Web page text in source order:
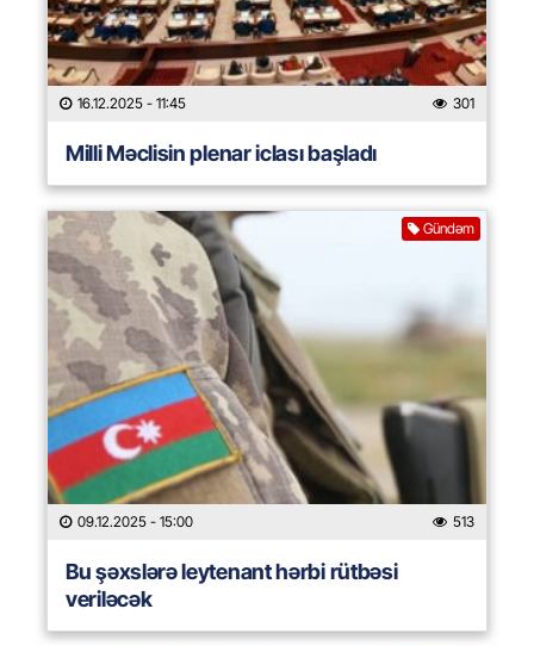
16.12.2025 - 11:45 301
Milli Məclisin plenar iclası başladı
Gündəm
09.12.2025 - 15:00 513
Bu şəxslərə leytenant hərbi rütbəsi
veriləcək